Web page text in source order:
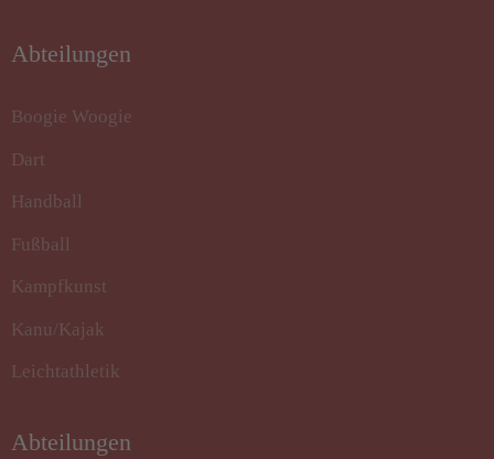
Abteilungen
Boogie Woogie
Dart
Handball
Fußball
Kampfkunst
Kanu/Kajak
Leichtathletik
Abteilungen